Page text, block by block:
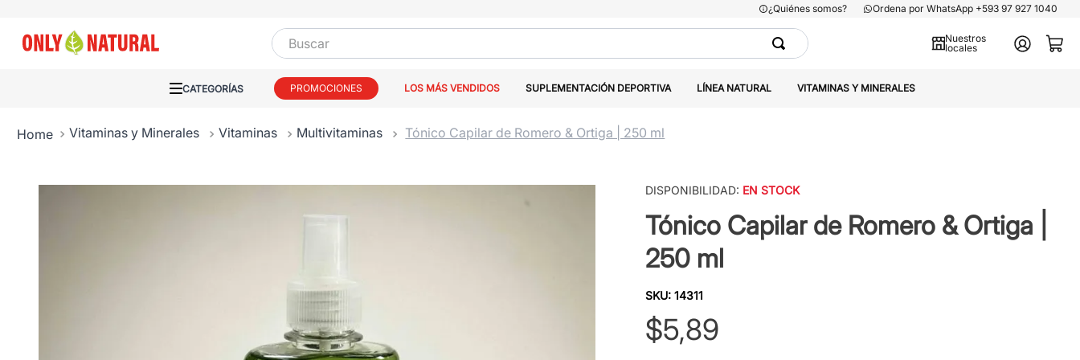
¿Quiénes somos? Ordena por WhatsApp +593 97 927 1040
Buscar
Nuestros
locales
PROMOCIONES LOS MÁS VENDIDOS SUPLEMENTACIÓN DEPORTIVA LÍNEA NATURAL VITAMINAS Y MINERALES
Vitaminas y Minerales Vitaminas Multivitaminas Tónico Capilar de Romero & Ortiga | 250 ml
DISPONIBILIDAD: EN STOCK
Tónico Capilar de Romero & Ortiga |
250 ml
SKU: 14311
$5,89